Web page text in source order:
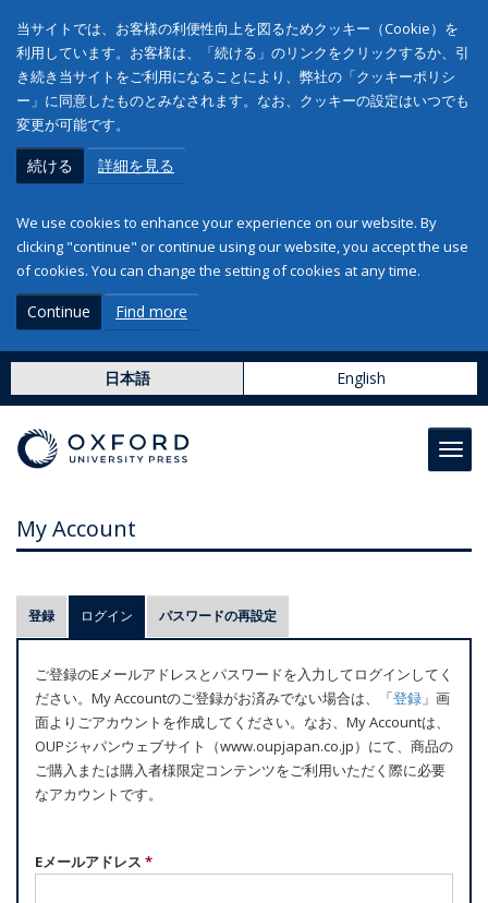
当サイトでは、お客様の利便性向上を図るためクッキー（Cookie）を
利用しています。お客様は、「続ける」のリンクをクリックするか、引
き続き当サイトをご利用になることにより、弊社の「クッキーポリシ
ー」に同意したものとみなされます。なお、クッキーの設定はいつでも
変更が可能です。
続ける 詳細を見る
We use cookies to enhance your experience on our website. By
clicking "continue" or continue using our website, you accept the use
of cookies. You can change the setting of cookies at any time.
Continue Find more
日本語 English
My Account
プ
ラ
マ
リ
ー
タ
ブ
登録 ログイン (アクティブなタブ)
パスワードの再設定
ご登録のEメールアドレスとパスワードを入力してログインしてく
ださい。My Accountのご登録がお済みでない場合は、「登録 」画
面よりごアカウントを作成してください。なお、My Accountは、
OUPジャパンウェブサイト（www.oupjapan.co.jp）にて、商品の
ご購入または購入者様限定コンテンツをご利用いただく際に必要
なアカウントです。
Eメールアドレス *